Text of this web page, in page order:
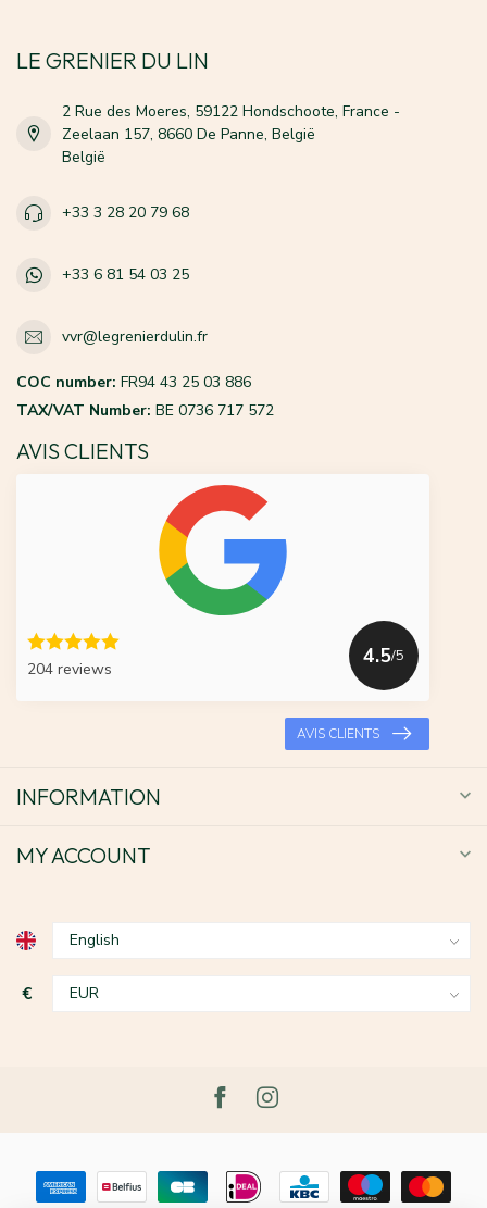
LE GRENIER DU LIN
2 Rue des Moeres, 59122 Hondschoote, France -
Zeelaan 157, 8660 De Panne, België
België
+33 3 28 20 79 68
+33 6 81 54 03 25
vvr@legrenierdulin.fr
COC number: FR94 43 25 03 886
TAX/VAT Number: BE 0736 717 572
AVIS CLIENTS
204 reviews
4.5/5
AVIS CLIENTS
INFORMATION
MY ACCOUNT
€